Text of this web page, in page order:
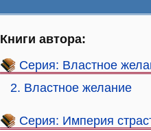
Книги автора:
Серия: Властное
2. Властное желание
Серия: Империя